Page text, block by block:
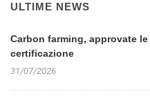
ULTIME NEWS
Carbon farming, approvate
certificazione
31/07/2026